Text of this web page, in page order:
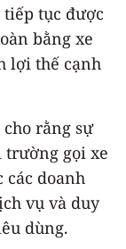
tục được
bằng xe
lợi thế cạnh
rằng sự
trường gọi xe
doanh
vụ và duy
dùng.